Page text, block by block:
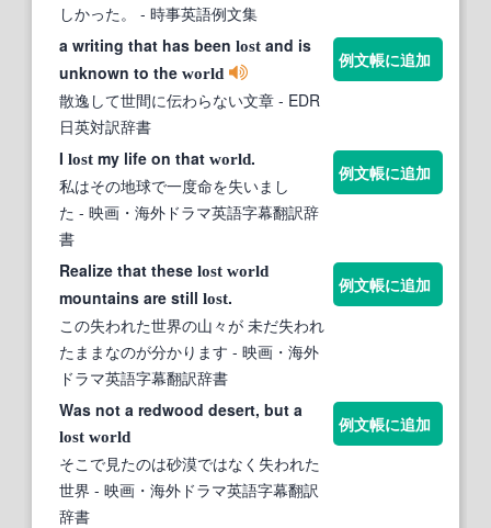
しかった。
- 時事英語例文集
a writing that has been lost and is
unknown to the world
散逸して世間に伝わらない文章 - EDR
日英対訳辞書
例文帳に追加
I lost my life on that world.
私はその地球で一度命を失いまし
た - 映画・海外ドラマ英語字幕翻訳辞
書
例文帳に追加
Realize that these lost world
mountains are still lost.
この失われた世界の山々が 未だ失われ
たままなのが分かります - 映画・海外
ドラマ英語字幕翻訳辞書
例文帳に追加
Was not a redwood desert, but a
lost world
そこで見たのは砂漠ではなく失われた
世界 - 映画・海外ドラマ英語字幕翻訳
辞書
例文帳に追加